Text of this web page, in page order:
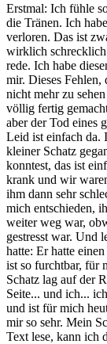
Erstmal: Ich fühle
die Tränen. Ich
verloren. Das ist
wirklich
rede. Ich habe
mir. Dieses Fehlen,
nicht mehr zu
völlig fertig
aber der Tod eines
Leid ist einfach da.
kleiner Schatz
konntest, das ist
krank und wir
ihm dann sehr
mich entschieden,
weiter weg war,
gestresst war. Und
hatte: Er hatte
ist so furchtbar, für
Schatz lag auf der
Seite... und ich...
und ist für mich
mir so sehr. Mein
Text lese, kann ich